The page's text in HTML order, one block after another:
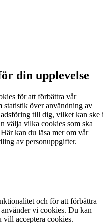
din upplevelse
för att förbättra vår
statistik över användning av
till dig, vilket kan ske i
välja vilka cookies som ska
kan du läsa mer om vår
av personuppgifter.
och för att förbättra
vi cookies. Du kan
acceptera cookies.